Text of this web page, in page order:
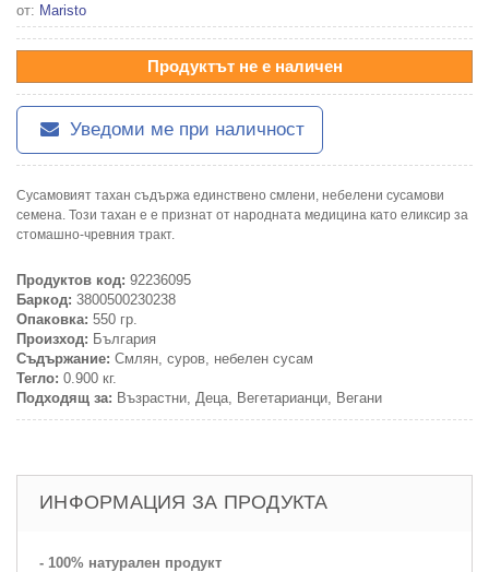
от: Maristo
Продуктът не е наличен
Уведоми ме при наличност
Сусамовият тахан съдържа единствено смлени, небелени сусамови
семена. Този тахан е е признат от народната медицина като еликсир за
стомашно-чревния тракт.
Продуктов код: 92236095
Баркод: 3800500230238
Опаковка: 550 гр.
Произход: България
Съдържание: Смлян, суров, небелен сусам
Тегло: 0.900 кг.
Подходящ за: Възрастни, Деца, Вегетарианци, Вегани
ИНФОРМАЦИЯ ЗА ПРОДУКТА
- 100% натурален продукт